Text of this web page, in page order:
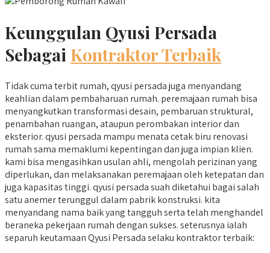
Keunggulan Qyusi Persada
Sebagai Kontraktor Terbaik
Tidak cuma terbit rumah, qyusi persada juga menyandang
keahlian dalam pembaharuan rumah. peremajaan rumah bisa
menyangkutkan transformasi desain, pembaruan struktural,
penambahan ruangan, ataupun perombakan interior dan
eksterior. qyusi persada mampu menata cetak biru renovasi
rumah sama memaklumi kepentingan dan juga impian klien.
kami bisa mengasihkan usulan ahli, mengolah perizinan yang
diperlukan, dan melaksanakan peremajaan oleh ketepatan dan
juga kapasitas tinggi. qyusi persada suah diketahui bagai salah
satu anemer terunggul dalam pabrik konstruksi. kita
menyandang nama baik yang tangguh serta telah menghandel
beraneka pekerjaan rumah dengan sukses. seterusnya ialah
separuh keutamaan Qyusi Persada selaku kontraktor terbaik: